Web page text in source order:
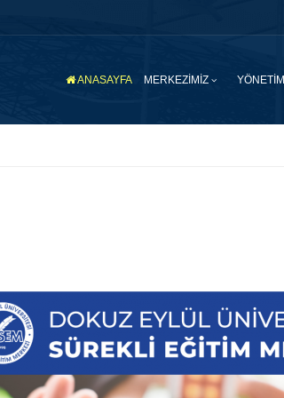
ANASAYFA MERKEZİMİZ YÖNETİM